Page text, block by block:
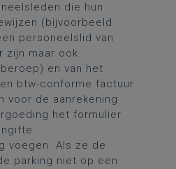
die hun
(bijvoorbeeld
personeelslid van
zijn maar ook
en van het
btw-conforme factuur
voor de aanrekening
het formulier
voegen. Als ze de
parking niet op een